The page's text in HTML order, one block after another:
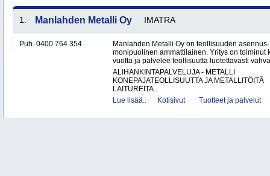
1. Manlahden Metalli Oy IMATRA
Puh. 0400 764 354
Manlahden Metalli Oy on teollisuuden
monipuolinen ammattilainen. Yritys on toiminut
vuotta ja palvelee teollisuutta luotettavasti
ALIHANKINTAPALVELUJA - METALLI
KONEPAJATEOLLISUUTTA JA METALLITÖITÄ
LAITUREITA..
Lue lisää..
Kotisivut Tuotteet ja palvelut